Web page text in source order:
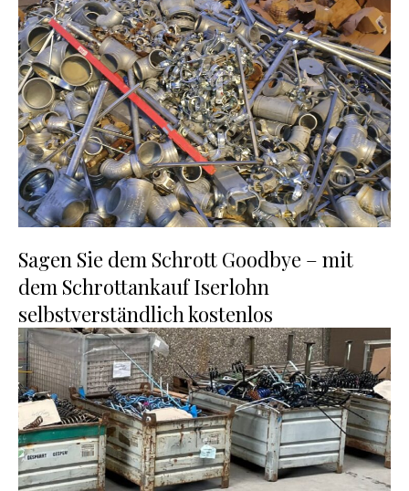
Sagen Sie dem Schrott Goodbye – mit
dem Schrottankauf Iserlohn
selbstverständlich kostenlos